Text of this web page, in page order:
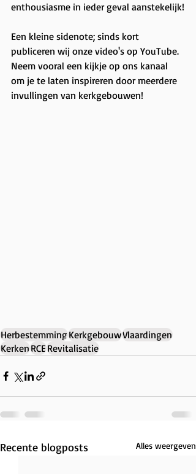
enthousiasme in ieder geval aanstekelijk!
Een kleine sidenote; sinds kort
publiceren wij onze video's op YouTube.
Neem vooral een kijkje op ons kanaal
om je te laten inspireren door meerdere
invullingen van kerkgebouwen!
HerbestemmingKerkgebouwVlaardingen
Kerken RCERevitalisatie
Recente blogposts Alles weergeven